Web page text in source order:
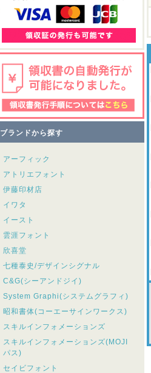
ブランドから探す
アーフィック
アトリエフォント
伊藤印材店
イワタ
イースト
雲涯フォント
欣喜堂
七種泰史/デザインシグナル
C&G(シーアンドジイ)
System Graphi(システムグラフィ)
昭和書体(コーエーサインワークス)
スキルインフォメーションズ
スキルインフォメーションズ(MOJI
パス)
セイビフォント